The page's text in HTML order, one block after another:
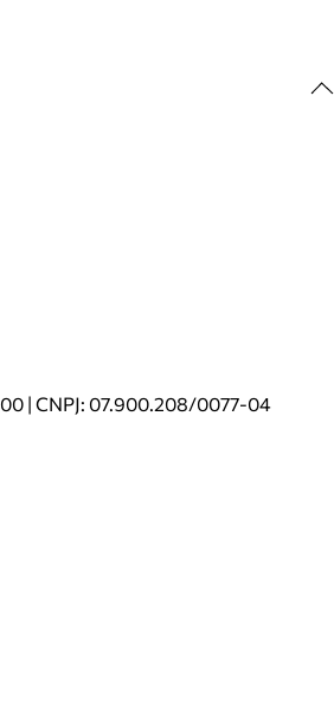
| CNPJ: 07.900.208/0077-04